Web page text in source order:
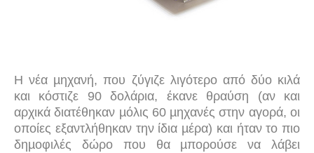
Η νέα µηχανή, που ζύγιζε λιγότερο από δύο κιλά
και κόστιζε 90 δολάρια, έκανε θραύση (αν και
αρχικά διατέθηκαν µόλις 60 µηχανές στην αγορά, οι
οποίες εξαντλήθηκαν την ίδια µέρα) και ήταν το πιο
δηµοφιλές δώρο που θα µπορούσε να λάβει